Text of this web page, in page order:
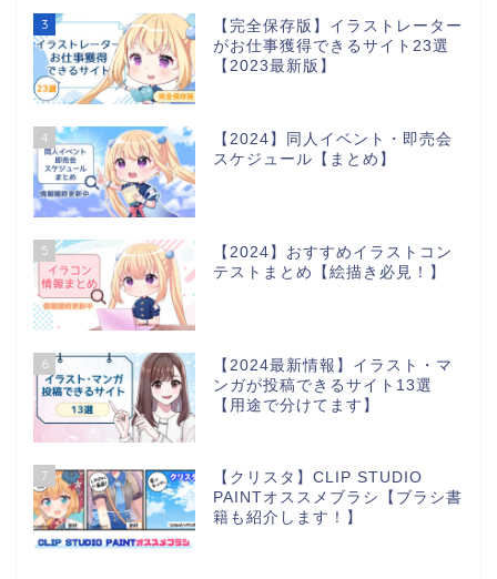
3
【完全保存版】イラストレーター
がお仕事獲得できるサイト23選
【2023最新版】
4
【2024】同人イベント・即売会
スケジュール【まとめ】
5
【2024】おすすめイラストコン
テストまとめ【絵描き必見！】
6
【2024最新情報】イラスト・マ
ンガが投稿できるサイト13選
【用途で分けてます】
7
【クリスタ】CLIP STUDIO
PAINTオススメブラシ【ブラシ書
籍も紹介します！】